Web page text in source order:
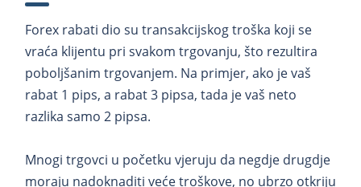
Forex rabati dio su transakcijskog troška koji se
vraća klijentu pri svakom trgovanju, što rezultira
poboljšanim trgovanjem. Na primjer, ako je vaš
rabat 1 pips, a rabat 3 pipsa, tada je vaš neto
razlika samo 2 pipsa.
Mnogi trgovci u početku vjeruju da negdje drugdje
moraju nadoknaditi veće troškove, no ubrzo otkriju